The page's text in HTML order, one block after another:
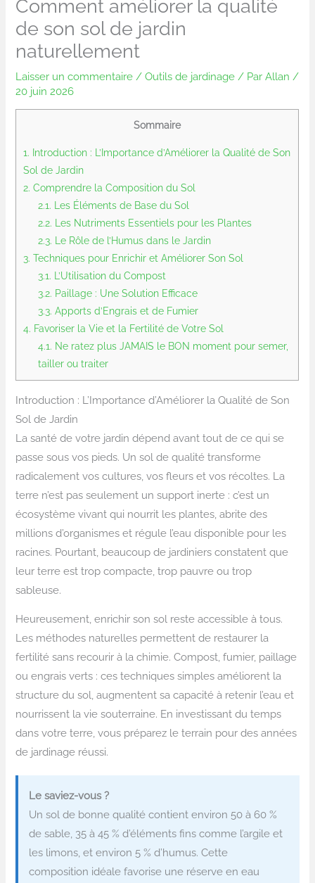
Comment améliorer la qualité
de son sol de jardin
naturellement
Laisser un commentaire /Outils de jardinage / ParAllan /
20 juin 2026
Sommaire
1. Introduction : L’Importance d’Améliorer la Qualité de Son
Sol de Jardin
2. Comprendre la Composition du Sol
2.1. Les Éléments de Base du Sol
2.2. Les Nutriments Essentiels pour les Plantes
2.3. Le Rôle de l’Humus dans le Jardin
3. Techniques pour Enrichir et Améliorer Son Sol
3.1. L’Utilisation du Compost
3.2. Paillage : Une Solution Efficace
3.3. Apports d’Engrais et de Fumier
4. Favoriser la Vie et la Fertilité de Votre Sol
4.1. Ne ratez plus JAMAIS le BON moment pour semer,
tailler ou traiter
Introduction : L’Importance d’Améliorer la Qualité de Son
Sol de Jardin
La santé de votre jardin dépend avant tout de ce qui se
passe sous vos pieds. Un sol de qualité transforme
radicalement vos cultures, vos fleurs et vos récoltes. La
terre n’est pas seulement un support inerte : c’est un
écosystème vivant qui nourrit les plantes, abrite des
millions d’organismes et régule l’eau disponible pour les
racines. Pourtant, beaucoup de jardiniers constatent que
leur terre est trop compacte, trop pauvre ou trop
sableuse.
Heureusement, enrichir son sol reste accessible à tous.
Les méthodes naturelles permettent de restaurer la
fertilité sans recourir à la chimie. Compost, fumier, paillage
ou engrais verts : ces techniques simples améliorent la
structure du sol, augmentent sa capacité à retenir l’eau et
nourrissent la vie souterraine. En investissant du temps
dans votre terre, vous préparez le terrain pour des années
de jardinage réussi.
Le saviez-vous ?
Un sol de bonne qualité contient environ 50 à 60 %
de sable, 35 à 45 % d’éléments fins comme l’argile et
les limons, et environ 5 % d’humus. Cette
composition idéale favorise une réserve en eau